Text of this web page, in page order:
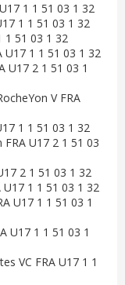
1 1 51 03 1 32
1 1 51 03 1 32
1 51 03 1 32
U17 1 1 51 03 1 32
U17 2 1 51 03 1
V FRA
1 1 51 03 1 32
FRA U17 2 1 51 03
2 1 51 03 1 32
U17 1 1 51 03 1 32
U17 1 1 51 03 1
U17 1 1 51 03 1
VC FRA U17 1 1